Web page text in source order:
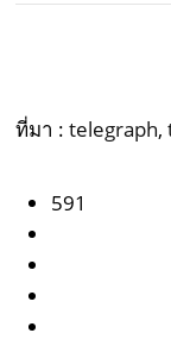
ที่มา :telegraph,
591